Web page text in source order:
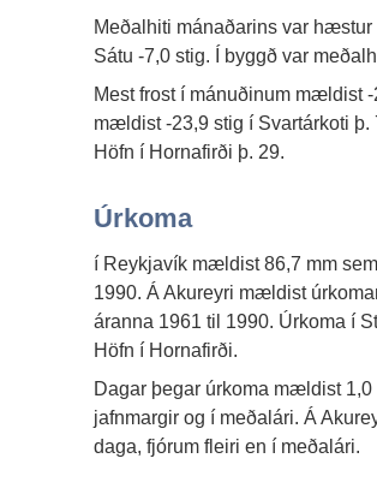
Meðalhiti mánaðarins var
Sátu -7,0 stig. Í byggð var
Mest frost í mánuðinum mældist
mældist -23,9 stig í Svartárkoti
Höfn í Hornafirði þ. 29.
Úrkoma
í Reykjavík mældist 86,7 mm
1990. Á Akureyri mældist
áranna 1961 til 1990. Úrkoma í
Höfn í Hornafirði.
Dagar þegar úrkoma mældist
jafnmargir og í meðalári. Á
daga, fjórum fleiri en í meðalári.